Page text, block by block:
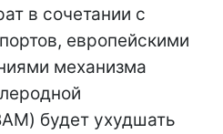
в сочетании с
европейскими
механизма
будет ухудшать